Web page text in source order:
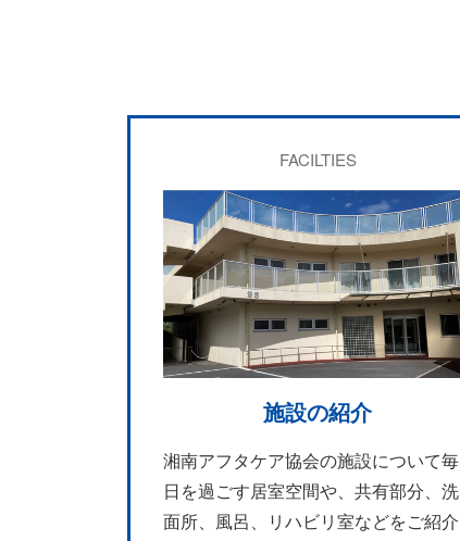
FACILTIES
施設の紹介
湘南アフタケア協会の施設について毎
日を過ごす居室空間や、共有部分、洗
面所、風呂、リハビリ室などをご紹介